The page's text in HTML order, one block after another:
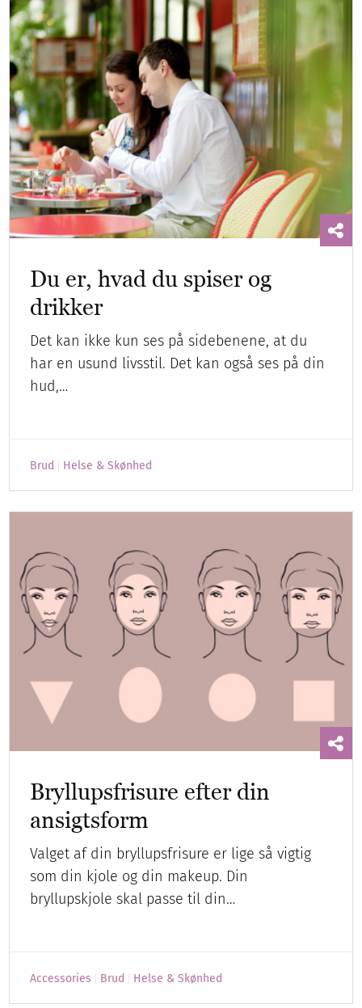
Du er, hvad du spiser og
drikker
Det kan ikke kun ses på sidebenene, at du
har en usund livsstil. Det kan også ses på din
hud,…
Brud Helse & Skønhed
Bryllupsfrisure efter din
ansigtsform
Valget af din bryllupsfrisure er lige så vigtig
som din kjole og din makeup. Din
bryllupskjole skal passe til din…
Accessories Brud Helse & Skønhed